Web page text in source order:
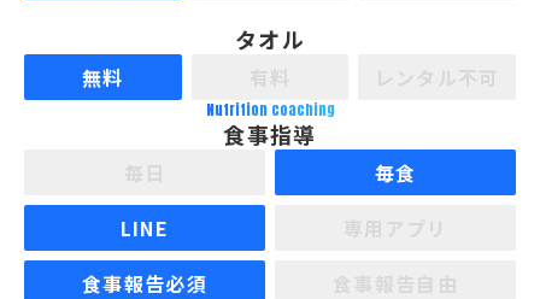
タオル
無料
Nutrition coaching
食事指導
毎食
LINE
食事報告必須